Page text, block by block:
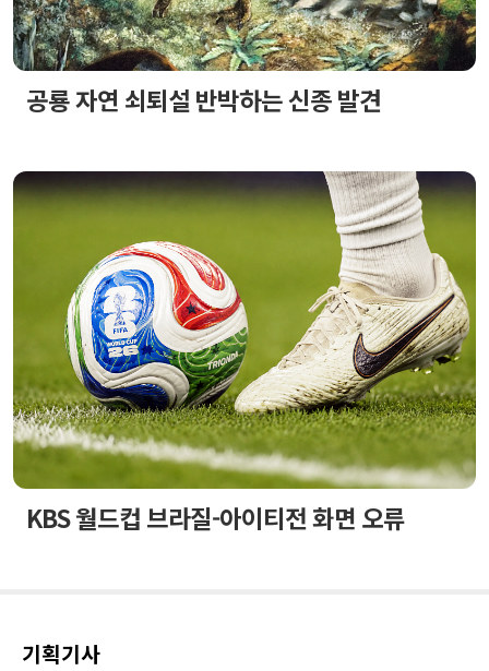
공룡 자연 쇠퇴설 반박하는 신종 발견
KBS 월드컵 브라질-아이티전 화면 오류
기획기사